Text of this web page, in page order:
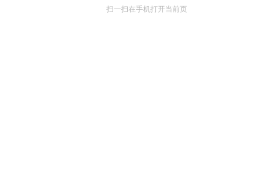
扫一扫在手机打开当前页